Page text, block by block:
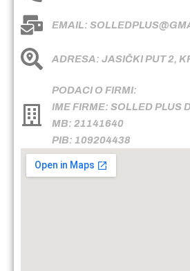
EMAIL:
ADRESA: JASIČKI PUT 2,
PODACI O FIRMI:
IME FIRME: SOLLED PLUS
MB: 21141640
PIB: 109204438